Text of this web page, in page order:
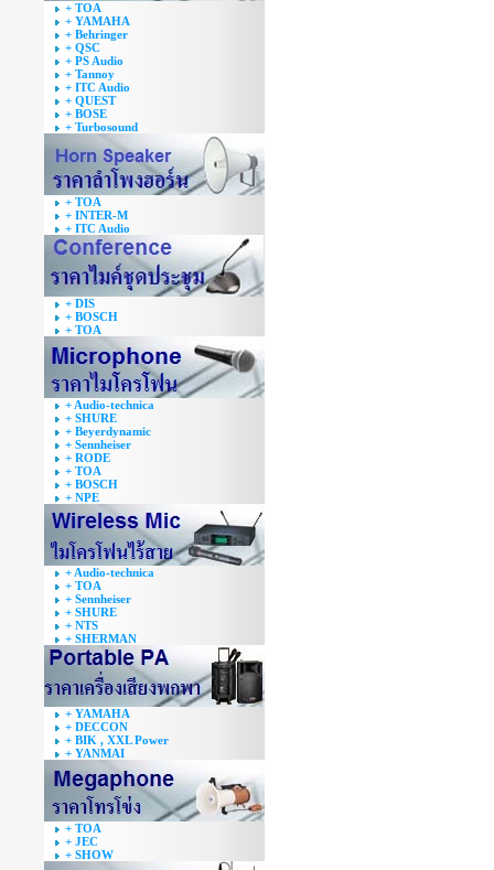
+ TOA
+ YAMAHA
+ Behringer
+ QSC
+ PS Audio
+ Tannoy
+ ITC Audio
+ QUEST
+ BOSE
+ Turbosound
+ TOA
+ INTER-M
+ ITC Audio
+ DIS
+ BOSCH
+ TOA
+ Audio-technica
+ SHURE
+ Beyerdynamic
+ Sennheiser
+ RODE
+ TOA
+ BOSCH
+ NPE
+ Audio-technica
+ TOA
+ Sennheiser
+ SHURE
+ NTS
+ SHERMAN
+ YAMAHA
+ DECCON
+ BIK , XXL Power
+ YANMAI
+ TOA
+ JEC
+ SHOW